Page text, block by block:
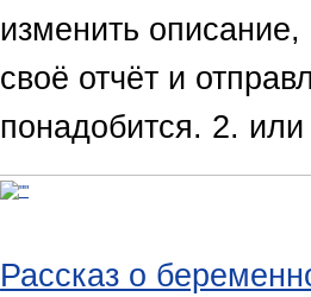
изменить
своё отчёт и
понадобится. 2.
Рассказ о